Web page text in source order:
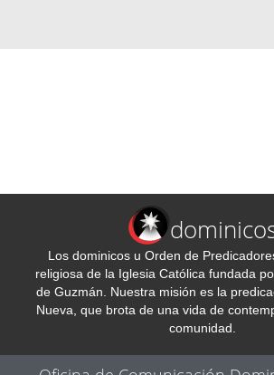
Los dominicos u Orden de
religiosa de la Iglesia Católica fundada
de Guzmán. Nuestra misión es la
Nueva, que brota de una vida de
comunidad.